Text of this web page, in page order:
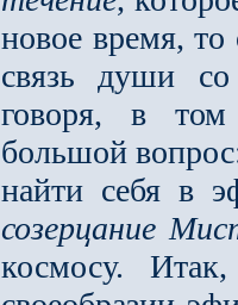
новое время,
связь души
говоря, в том
большой
найти себя в
созерцание
космосу.